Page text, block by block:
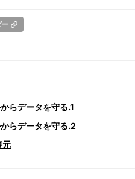
ー
らデータを守る.1
らデータを守る.2
元